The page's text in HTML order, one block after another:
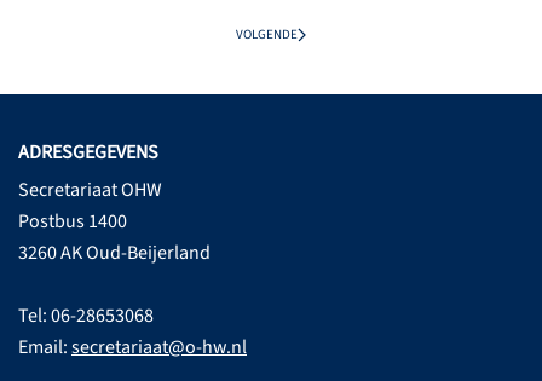
VOLGENDE
ADRESGEGEVENS
Secretariaat OHW
Postbus 1400
3260 AK Oud-Beijerland
Tel: 06-28653068
Email:secretariaat@o-hw.nl